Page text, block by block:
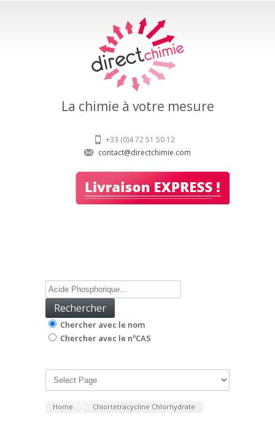
La chimie à votre mesure
+33 (0)4 72 51 50 12
contact@directchimie.com
Chercher avec le nom
Chercher avec le nºCAS
Home Chlortetracycline Chlorhydrate